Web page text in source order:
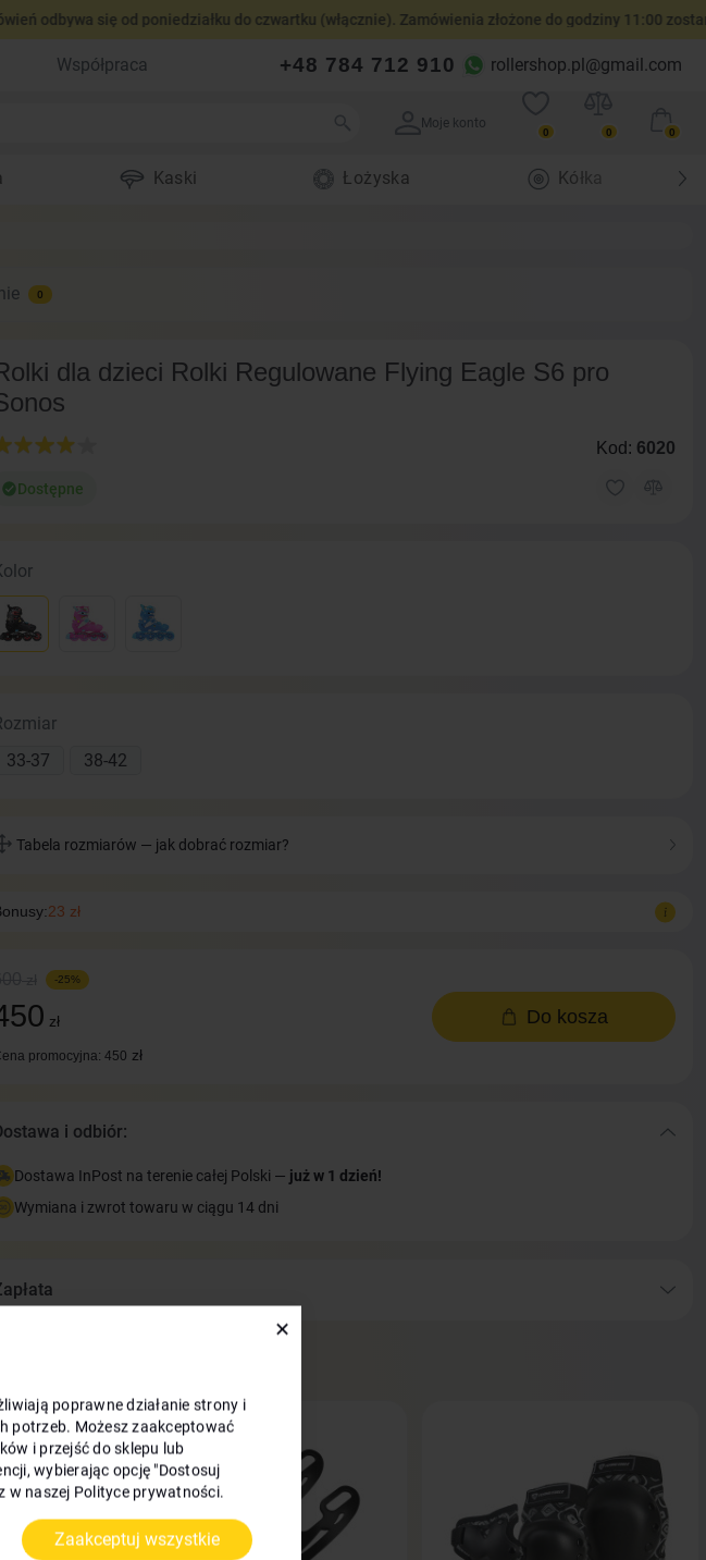
odbywa się od poniedziałku do czwartku (włącznie). Zamówienia złożone do godziny 11:00 zostaną
Współpraca +48 784 712 910 rollershop.pl@gmail.com
Moje konto
0 0 0
Kaski Łożyska Kółka
0
dla dzieci Rolki Regulowane Flying Eagle S6 pro
Dostępne
Kod: 6020
33-37
38-42
Tabela rozmiarów — jak dobrać rozmiar?
23 zł
-25%
zł
promocyjna: 450 zł
Do kosza
i odbiór:
Dostawa InPost na terenie całej Polski — już w 1 dzień!
Wymiana i zwrot towaru w ciągu 14 dni
✕
poprawne działanie strony i
potrzeb. Możesz zaakceptować
i przejść do sklepu lub
wybierając opcję "Dostosuj
w naszej Polityce prywatności.
Zaakceptuj wszystkie